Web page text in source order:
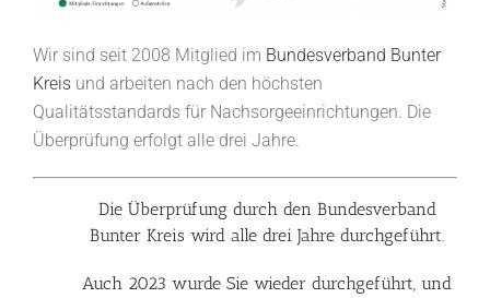
Wir sind seit 2008 Mitglied im Bundesverband Bunter
Kreis und arbeiten nach den höchsten
Qualitätsstandards für Nachsorgeeinrichtungen. Die
Überprüfung erfolgt alle drei Jahre.
Die Überprüfung durch den Bundesverband
Bunter Kreis wird alle drei Jahre durchgeführt.
Auch 2023 wurde Sie wieder durchgeführt, und